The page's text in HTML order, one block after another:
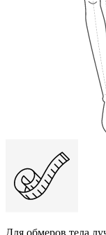
Для обмеров тела